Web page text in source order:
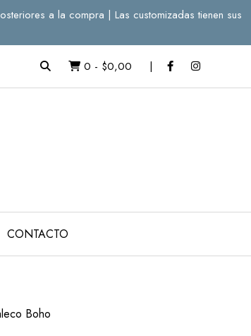
a la compra | Las customizadas tienen sus
0 - $0,00
CONTACTO
Boho